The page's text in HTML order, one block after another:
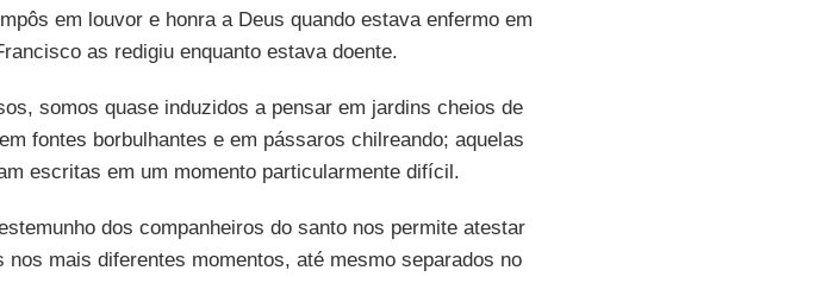
em louvor e honra a Deus quando estava enfermo em
as redigiu enquanto estava doente.
somos quase induzidos a pensar em jardins cheios de
fontes borbulhantes e em pássaros chilreando; aquelas
escritas em um momento particularmente difícil.
dos companheiros do santo nos permite atestar
nos mais diferentes momentos, até mesmo separados no